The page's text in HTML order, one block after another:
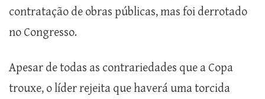
contratação de obras públicas, mas foi derrotado
no Congresso.
Apesar de todas as contrariedades que a Copa
trouxe, o líder rejeita que haverá uma torcida